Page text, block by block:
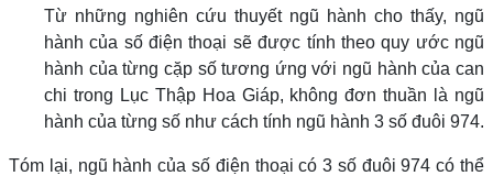
Từ những nghiên cứu thuyết ngũ hành cho thấy, ngũ
hành của số điện thoại sẽ được tính theo quy ước ngũ
hành của từng cặp số tương ứng với ngũ hành của can
chi trong Lục Thập Hoa Giáp, không đơn thuần là ngũ
hành của từng số như cách tính ngũ hành 3 số đuôi 974.
Tóm lại, ngũ hành của số điện thoại có 3 số đuôi 974 có thể